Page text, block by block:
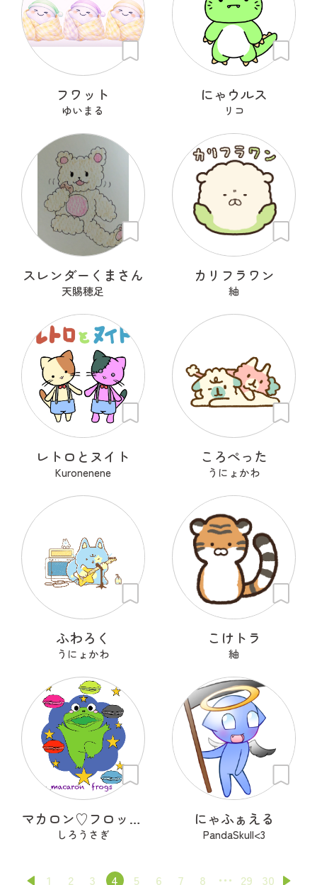
フワット
ゆいまる
にゃウルス
リコ
スレンダーくまさん
天賜穂足
カリフラワン
紬
レトロとヌイト
Kuronenene
ころぺった
うにょかわ
ふわろく
うにょかわ
こけトラ
紬
マカロン♡フロッグズ
しろうさぎ
にゃふぁえる
PandaSkull<3
1 2 3 4 5 6 7 8 29 30